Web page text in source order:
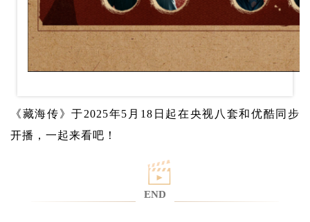
《藏海传》于2025年5月18日起在央视八套和优酷同步
开播，一起来看吧！
END